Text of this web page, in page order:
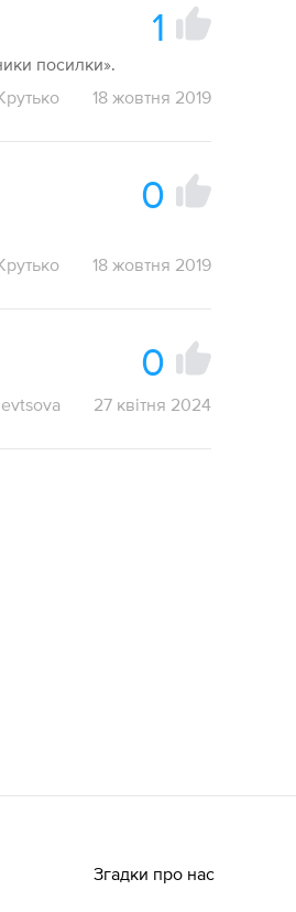
1
посилки».
18 жовтня 2019
0
18 жовтня 2019
0
27 квітня 2024
Згадки про нас